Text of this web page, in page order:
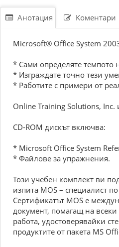
Анотация Коментари
Microsoft® Office System
* Сами определяте темпото
* Изграждате точно тези
* Работите с примери от
Online Training Solutions,
CD-ROM дискът включва:
* Microsoft Office System
* Файлове за упражнения.
Този учебен комплект ви
изпита MОS – специалист
Сертификатът MOS e
документ, помагащ на
работа, удостоверявайки
продуктите от пакета MS